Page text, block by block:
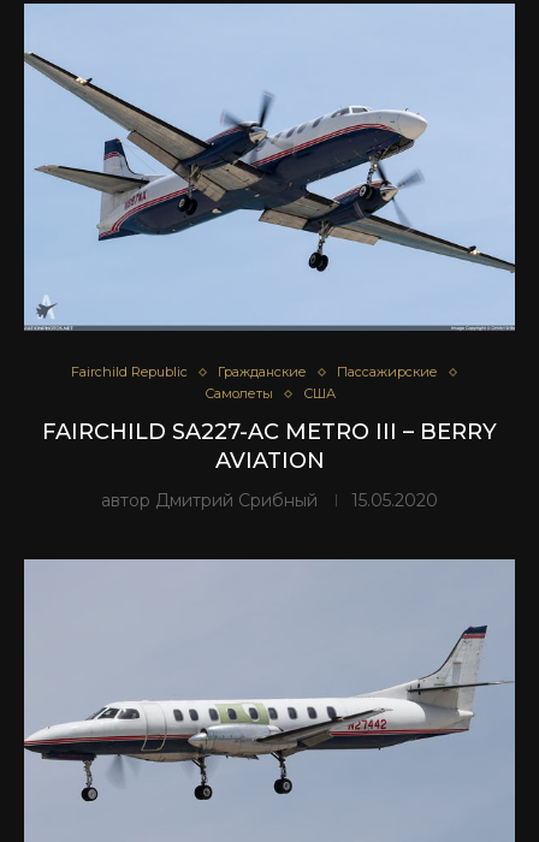
Fairchild Republic Гражданские
Пассажирские
Самолеты
США
FAIRCHILD SA227-AC METRO III – BERRY
AVIATION
автор Дмитрий Срибный 15.05.2020